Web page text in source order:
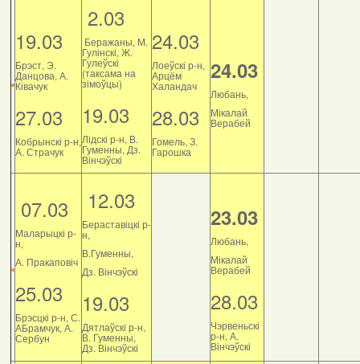
19.03
Брэст, Э.
Данцова, А.
Ківачук
27.03
Кобрынскі р-н,
А. Страчук
2.03
Беражаны, М.
Гулінскі, Ж.
Гулеўскі
(таксама на
зімоўцы)
19.03
Лідскі р-н, В.
Гуменны, Дз.
Вінчэўскі
24.03
Лоеўскі р-н,
Арцём
Халандач
28.03
Гомель, З.
Гарошка
24.03
Любань,
Мікалай
Верабей
07.03
Маларыцкі р-
н,
А. Пракаповіч
25.03
Брэсцкі р-н, С.
АБрамчук, А.
Сербун
12.03
Бераставіцкі р-
н,
В.Гуменны,
Дз. Вінчэўскі
19.03
Дятлаўскі р-н,
В. Гуменны,
Дз. Вінчэўскі
23.03
Любань,
Мікалай
Верабей
28.03
Чэрвеньскі
р-н, А.
Вінчэўскі